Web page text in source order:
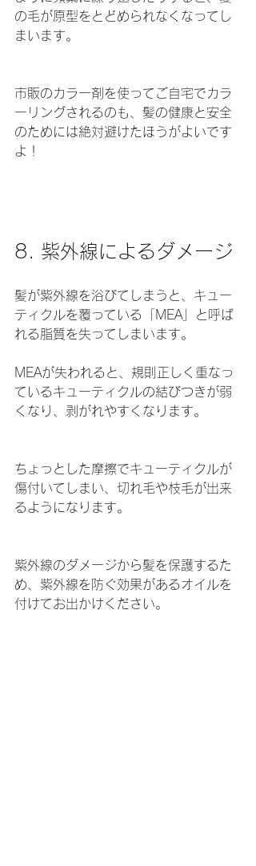
の毛が原型をとどめられなくなってし
まいます。
市販のカラー剤を使ってご自宅でカラ
ーリングされるのも、髪の健康と安全
のためには絶対避けたほうがよいです
よ！
8. 紫外線によるダメージ
髪が紫外線を浴びてしまうと、キュー
ティクルを覆っている「MEA」と呼ば
れる脂質を失ってしまいます。
MEAが失われると、規則正しく重なっ
ているキューティクルの結びつきが弱
くなり、剥がれやすくなります。
ちょっとした摩擦でキューティクルが
傷付いてしまい、切れ毛や枝毛が出来
るようになります。
紫外線のダメージから髪を保護するた
め、紫外線を防ぐ効果があるオイルを
付けてお出かけください。